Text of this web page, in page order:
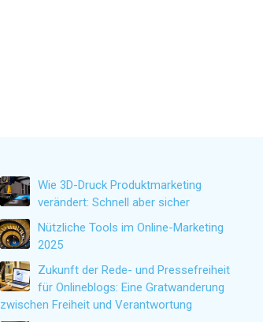
Wie 3D-Druck Produktmarketing
verändert: Schnell aber sicher
Nützliche Tools im Online-Marketing
2025
Zukunft der Rede- und Pressefreiheit
für Onlineblogs: Eine Gratwanderung
zwischen Freiheit und Verantwortung